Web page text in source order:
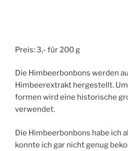
Preis: 3,- für 200 g
Die Himbeerbonbons werden
Himbeerextrakt hergestellt.
formen wird eine historische
verwendet.
Die Himbeerbonbons habe ich
konnte ich gar nicht genug